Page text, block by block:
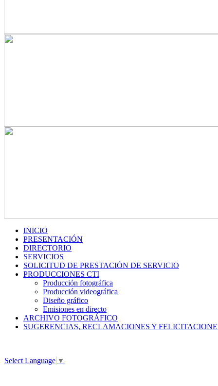
INICIO
PRESENTACIÓN
DIRECTORIO
SERVICIOS
SOLICITUD DE PRESTACIÓN DE SERVICIO
PRODUCCIONES CTI
Producción fotográfica
Producción videográfica
Diseño gráfico
Emisiones en directo
ARCHIVO FOTOGRÁFICO
SUGERENCIAS, RECLAMACIONES Y
Select Language ▼